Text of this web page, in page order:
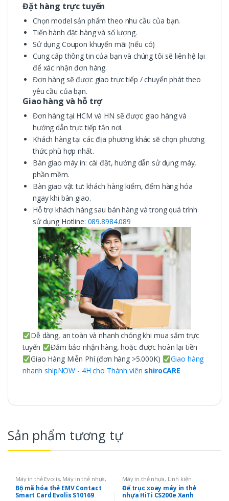
Đặt hàng trực tuyến
Chọn model sản phẩm theo nhu cầu của bạn.
Tiến hành đặt hàng và số lượng.
Sử dụng Coupon khuyến mãi (nếu có)
Cung cấp thông tin của bạn và chúng tôi sẽ liên hệ lại
để xác nhận đơn hàng.
Đơn hàng sẽ được giao trực tiếp / chuyển phát theo
yêu cầu của bạn.
Giao hàng và hỗ trợ
Đơn hàng tại HCM và HN sẽ được giao hàng và
hướng dẫn trực tiếp tận nơi.
Khách hàng tại các địa phương khác sẽ chọn phương
thức phù hợp nhất.
Bàn giao máy in: cài đặt, hướng dẫn sử dụng máy,
phần mềm.
Bàn giao vật tư: khách hàng kiểm, đếm hàng hóa
ngay khi bàn giao.
Hỗ trợ khách hàng sau bán hàng và trong quá trình
sử dụng Hotline: 089.8984.089
Dễ dàng, an toàn và nhanh chóng khi mua sắm trực
tuyến
Đảm bảo nhận hàng, hoặc được hoàn lại tiền
Giao Hàng Miễn Phí (đơn hàng >5.000K)
Giao hàng
nhanh shipNOW - 4H cho Thành viên shiroCARE
Sản phẩm tương tự
Máy in thẻ Evolis, Máy in thẻ nhựa,
Linh kiện
Bộ mã hóa thẻ EMV Contact
Smart Card Evolis S10169
Máy in thẻ nhựa, Linh kiện
Đế trục xoay máy in thẻ
nhựa HiTi CS200e Xanh